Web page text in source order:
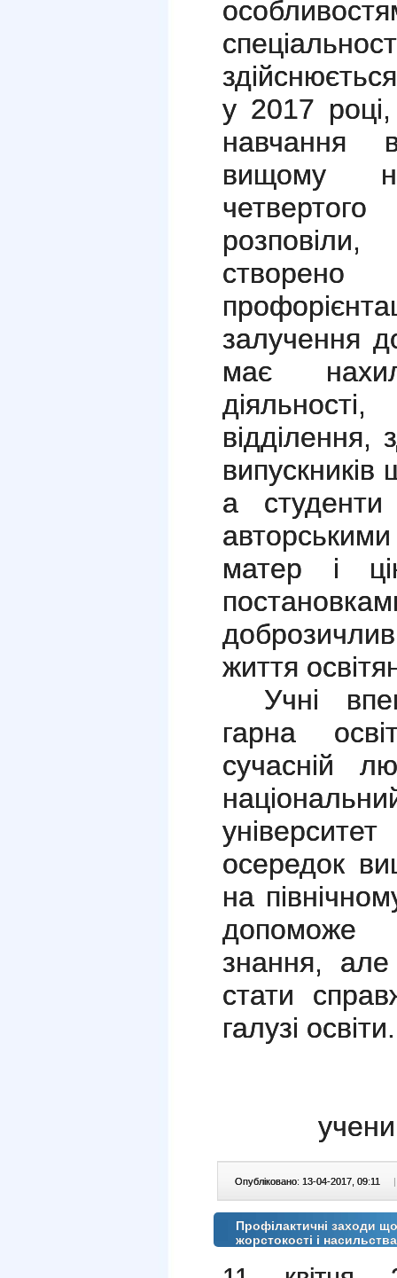
у 2017
навчання
вищому
залучення
має
відділення,
а
матер i
життя
Учні
гарна
сучаснiй
осередок
на
допоможе
знання,
стати
галузi освiти.
Опубліковано: 13-04-2017, 09:11 |
Профілактичні заходи
жорстокості і